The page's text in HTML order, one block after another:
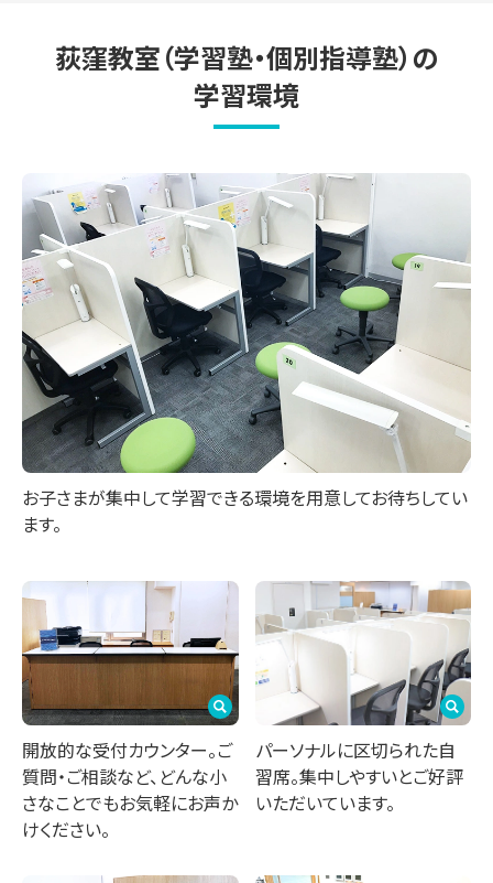
荻窪教室（学習塾・個別指導塾）の
学習環境
お子さまが集中して学習できる環境を用意してお待ちしてい
ます。
開放的な受付カウンター。ご
質問・ご相談など、どんな小
さなことでもお気軽にお声か
けください。
パーソナルに区切られた自
習席。集中しやすいとご好評
いただいています。